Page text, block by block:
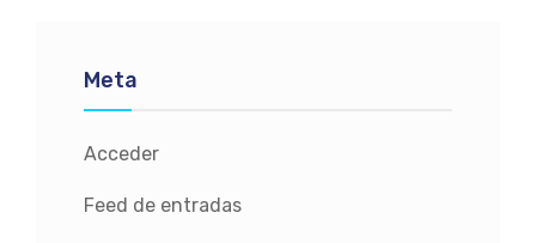
Meta
Acceder
Feed de entradas